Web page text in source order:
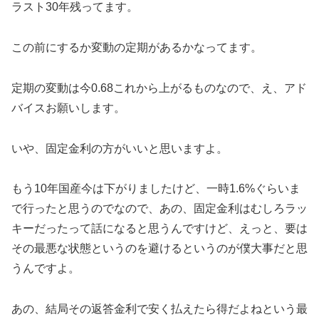
ラスト30年残ってます。
この前にするか変動の定期があるかなってます。
定期の変動は今0.68これから上がるものなので、え、アド
バイスお願いします。
いや、固定金利の方がいいと思いますよ。
もう10年国産今は下がりましたけど、一時1.6%ぐらいま
で行ったと思うのでなので、あの、固定金利はむしろラッ
キーだったって話になると思うんですけど、えっと、要は
その最悪な状態というのを避けるというのが僕大事だと思
うんですよ。
あの、結局その返答金利で安く払えたら得だよねという最